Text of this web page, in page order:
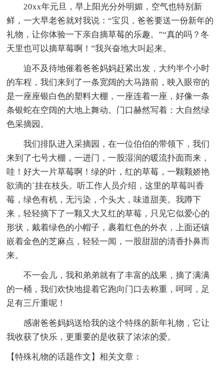
20xx年元旦，早上阳光分外明媚，空气也特别新
鲜，一大早老爸就对我说：“宝贝，爸爸要送一份新年的
礼物，让你体验一下亲自摘草莓的乐趣。”“真的吗？冬
天里也可以摘草莓啊！”我兴奋地大叫起来。
迫不及待地催着爸爸妈妈赶紧出发，大约半个小时
的车程，我们来到了一条宽阔的大马路前，映入眼帘的
是一座座银白色的塑料大棚，一座连着一座，好像一条
条银蛇在空阔的大地上舞动。门口赫然写着：大自然绿
色采摘园。
我们排队进入采摘园，在一位伯伯的带领下，我们
来到了七号大棚，一进门，一股湿润的暖流扑面而来，
哇！好大一片草莓啊！绿的叶，红的草莓，一颗颗娇艳
欲滴的`挂在枝头。听工作人员介绍，这里的草莓叫香
莓，绿色有机，无污染，个头大，味道甜美。我蹲下
来，轻轻摘下了一颗又大又红的草莓，只见它似爱心的
形状，戴着绿色的小帽子，裹着红色的外衣，上面还镶
嵌着金色的芝麻点，轻轻一闻，一股甜甜的清香扑鼻而
来。
不一会儿，我和弟弟就有了丰富的战果，摘了满满
的一桶，我们欢快地提着它跑向门口去称重，呵呵，足
足有三斤重呢！
感谢爸爸妈妈送给我的这个特殊的新年礼物，它让
我收获了快乐，更重要的是收获了浓浓的爱。
【特殊礼物的话题作文】相关文章：